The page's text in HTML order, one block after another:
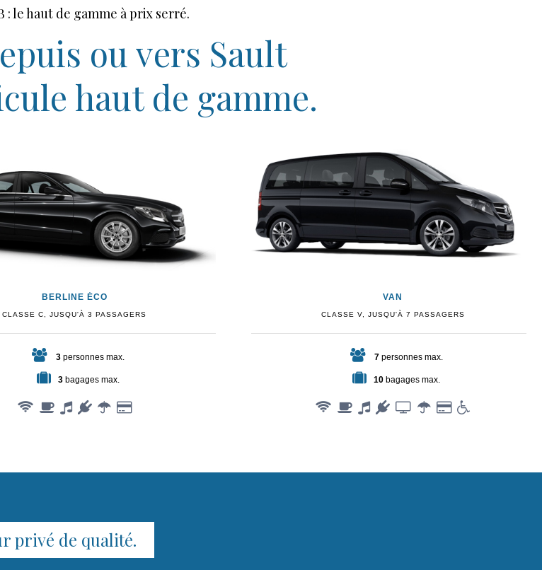
: le haut de gamme à prix serré.
ou vers Sault
haut de gamme.
BERLINE ÉCO
C, JUSQU'À 3 PASSAGERS
personnes max.
3 bagages max.
VAN
CLASSE V, JUSQU'À 7 PASSAGERS
personnes max.
10bagages max.
privé de qualité.